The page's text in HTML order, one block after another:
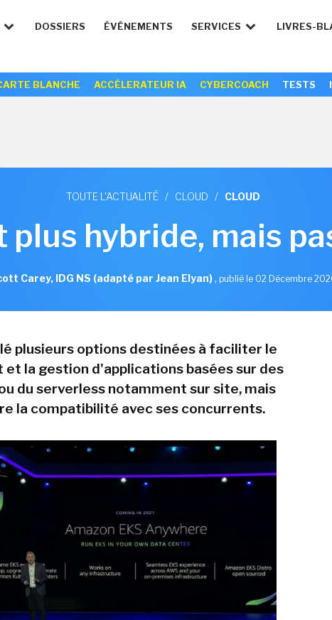
DOSSIERS ÉVÉNEMENTS SERVICES LIVRES-
BLANCHE ACCÉLERATEUR IA CYBERCOACH TESTS
TOUTE L'ACTUALITÉ / CLOUD / CLOUD
plus hybride, mais
Carey, IDG NS (adapté par Jean Elyan), publié le 02 Décembre
plusieurs options destinées à faciliter le
et la gestion d'applications basées sur des
du serverless notamment sur site, mais
la compatibilité avec ses concurrents.